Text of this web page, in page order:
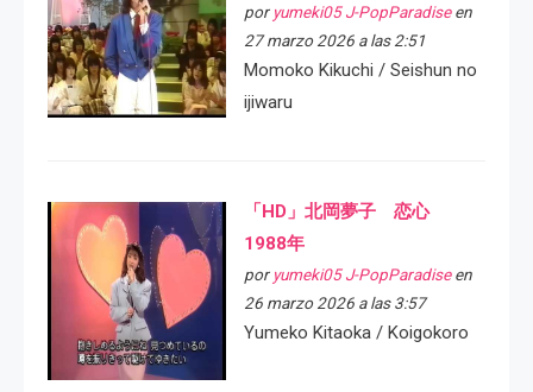
por yumeki05 J-PopParadiseen
27 marzo 2026 a las 2:51
Momoko Kikuchi / Seishun no
ijiwaru
「HD」北岡夢子 恋心
1988年
por yumeki05 J-PopParadiseen
26 marzo 2026 a las 3:57
Yumeko Kitaoka / Koigokoro